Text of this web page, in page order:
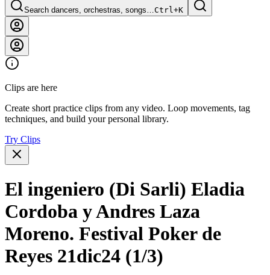
Search dancers, orchestras, songs…Ctrl+K
Clips are here
Create short practice clips from any video. Loop movements, tag
techniques, and build your personal library.
Try Clips
El ingeniero (Di Sarli) Eladia
Cordoba y Andres Laza
Moreno. Festival Poker de
Reyes 21dic24 (1/3)